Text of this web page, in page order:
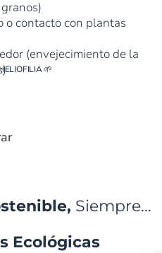
o contacto con plantas
(envejecimiento de la
🌱
Siempre...
Ecológicas